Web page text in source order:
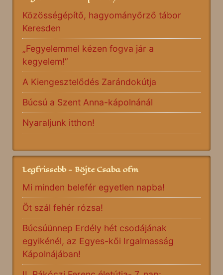
Közösségépítő, hagyományőrző tábor
Keresden
„Fegyelemmel kézen fogva jár a
kegyelem!”
A Kiengesztelődés Zarándokútja
Búcsú a Szent Anna-kápolnánál
Nyaraljunk itthon!
Legfrissebb - Böjte Csaba ofm
Mi minden belefér egyetlen napba!
Öt szál fehér rózsa!
Búcsúünnep Erdély hét csodájának
egyikénél, az Egyes-kői Irgalmasság
Kápolnájában!